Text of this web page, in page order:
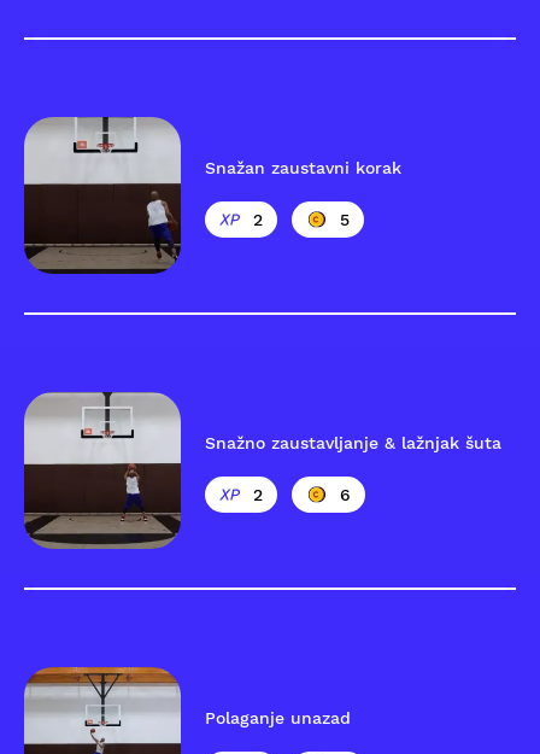
Snažan zaustavni korak
2 5
Snažno zaustavljanje & lažnjak šuta
2 6
Polaganje unazad